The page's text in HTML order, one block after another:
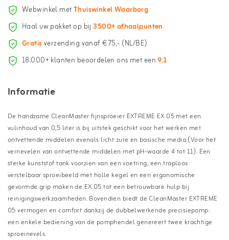
Webwinkel metThuiswinkel Waarborg
Haal uw pakket op bij3500+ afhaalpunten
Gratisverzending vanaf €75,- (NL/BE)
18.000+ klanten beoordelen ons met een9.1
Informatie
De handzame CleanMaster fijnsproeier EXTREME EX 05 met een
vulinhoud van 0,5 liter is bij uitstek geschikt voor het werken met
ontvettende middelen evenals licht zure en basische media (Voor het
vernevelen van ontvettende middelen met pH-waarde 4 tot 11). Een
sterke kunststof tank voorzien van een voetring, een traploos
verstelbaar sproeibeeld met holle kegel en een ergonomische
gevormde grip maken de EX 05 tot een betrouwbare hulp bij
reinigingswerkzaamheden. Bovendien biedt de CleanMaster EXTREME
05 vermogen en comfort dankzij de dubbelwerkende precisiepomp:
een enkele bediening van de pomphendel genereert twee krachtige
sproeinevels.